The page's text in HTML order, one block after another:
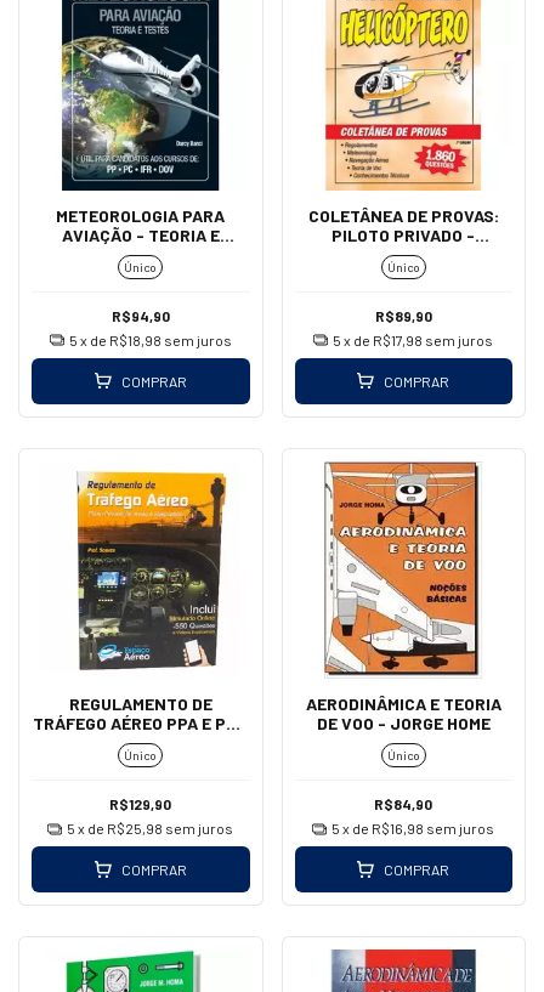
METEOROLOGIA PARA
AVIAÇÃO - TEORIA E
TESTES - DARCY BANCI
Único
R$94,90
5 x de R$18,98 sem juros
COMPRAR
COLETÂNEA DE PROVAS:
PILOTO PRIVADO -
HELICÓPTERO
Único
R$89,90
5 x de R$17,98 sem juros
COMPRAR
REGULAMENTO DE
TRÁFEGO AÉREO PPA E PPH
+ 500 QUESTÕES
Único
R$129,90
5 x de R$25,98 sem juros
COMPRAR
AERODINÂMICA E TEORIA
DE VOO - JORGE HOME
Único
R$84,90
5 x de R$16,98 sem juros
COMPRAR